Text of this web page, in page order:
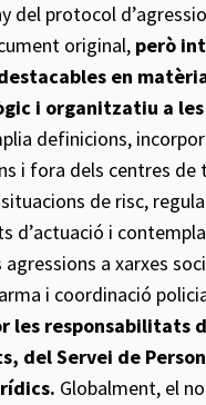
del protocol
original, però
en
i organitzatiu a les
definicions,
i fora dels centres de
de risc,
d’actuació i
a xarxes
i coordinació
les responsabilitats
del Servei de
Globalment, el